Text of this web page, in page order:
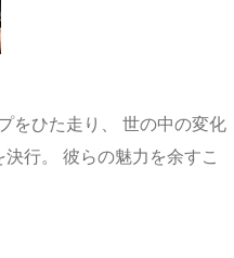
をひた走り、 世の中の変化
行。 彼らの魅力を余すこ